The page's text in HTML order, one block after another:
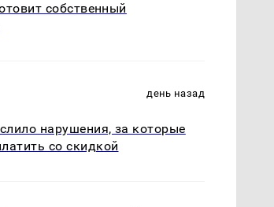
собственный
день назад
нарушения, за которые
со скидкой